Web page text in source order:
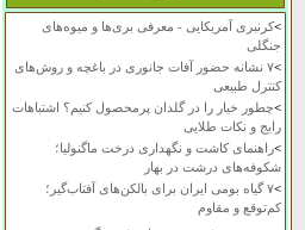
>کرنبری آمریکایی - معرفی بری‌ها و میوه‌های
جنگلی
>
۷ نشانه حضور آفات جانوری در باغچه و روش‌های
کنترل طبیعی
>چطور خیار را در گلدان پرمحصول کنیم؟ اشتباهات
رایج و نکات طلایی
>راهنمای کاشت و نگهداری درخت ماگنولیا؛
شکوفه‌های درشت در بهار
>
۷ گیاه بومی ایران برای بالکن‌های آفتاب‌گیر؛
کم‌توقع و مقاوم